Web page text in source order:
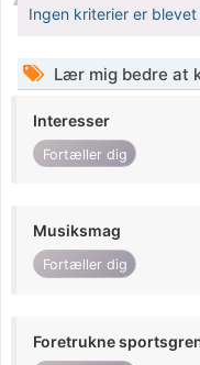
Ingen kriterier er
Lær mig bedre at
Interesser
Fortæller dig
Musiksmag
Fortæller dig
Foretrukne